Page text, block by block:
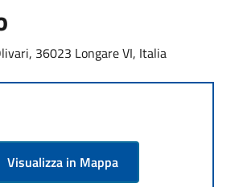
36023 Longare VI, Italia
Visualizza in Mappa